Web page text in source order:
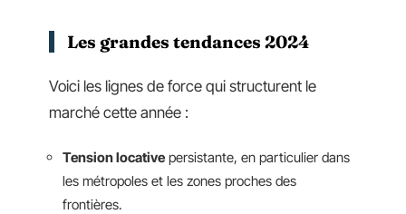
Les grandes tendances 2024
Voici les lignes de force qui structurent le
marché cette année :
Tension locative persistante, en particulier dans
les métropoles et les zones proches des
frontières.